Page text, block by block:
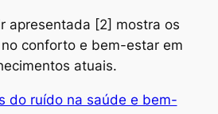
apresentada [2] mostra os
conforto e bem-estar em
atuais.
do ruído na saúde e bem-